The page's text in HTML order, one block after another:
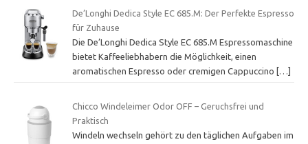
De’Longhi Dedica Style EC 685.M: Der Perfekte Espresso
für Zuhause
Die De’Longhi Dedica Style EC 685.M Espressomaschine
bietet Kaffeeliebhabern die Möglichkeit, einen
aromatischen Espresso oder cremigen Cappuccino
[…]
Chicco Windeleimer Odor OFF – Geruchsfrei und
Praktisch
Windeln wechseln gehört zu den täglichen Aufgaben im